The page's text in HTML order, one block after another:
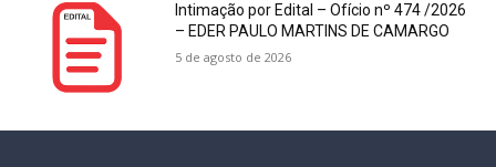
Intimação por Edital – Ofício nº 474 /2026
– EDER PAULO MARTINS DE CAMARGO
5 de agosto de 2026